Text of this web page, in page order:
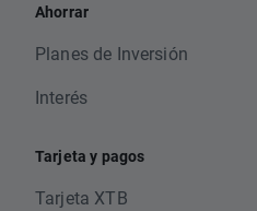
Ahorrar
Planes de Inversión
Interés
Tarjeta y pagos
Tarjeta XTB